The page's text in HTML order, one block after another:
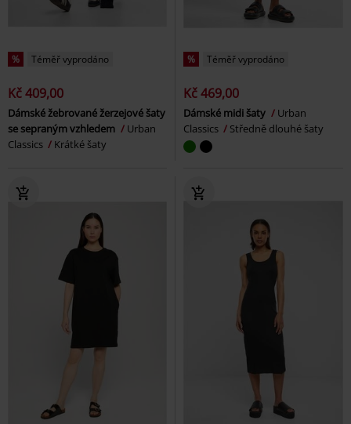
% Téměř vyprodáno
Kč 409,00
Dámské žebrované žerzejové šaty
se sepraným vzhledem
Urban
Classics
Krátké šaty
% Téměř vyprodáno
Kč 469,00
Dámské midi šaty
Urban
Classics
Středně dlouhé šaty